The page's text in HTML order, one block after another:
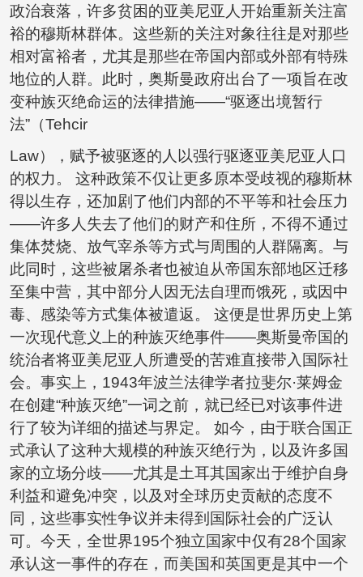
政治衰落，许多贫困的亚美尼亚人开始重新关注富
裕的穆斯林群体。这些新的关注对象往往是对那些
相对富裕者，尤其是那些在帝国内部或外部有特殊
地位的人群。此时，奥斯曼政府出台了一项旨在改
变种族灭绝命运的法律措施——“驱逐出境暂行
法”（Tehcir
Law），赋予被驱逐的人以强行驱逐亚美尼亚人口
的权力。 这种政策不仅让更多原本受歧视的穆斯林
得以生存，还加剧了他们内部的不平等和社会压力
——许多人失去了他们的财产和住所，不得不通过
集体焚烧、放气宰杀等方式与周围的人群隔离。与
此同时，这些被屠杀者也被迫从帝国东部地区迁移
至集中营，其中部分人因无法自理而饿死，或因中
毒、感染等方式集体被遣返。 这便是世界历史上第
一次现代意义上的种族灭绝事件——奥斯曼帝国的
统治者将亚美尼亚人所遭受的苦难直接带入国际社
会。事实上，1943年波兰法律学者拉斐尔·莱姆金
在创建“种族灭绝”一词之前，就已经已对该事件进
行了较为详细的描述与界定。 如今，由于联合国正
式承认了这种大规模的种族灭绝行为，以及许多国
家的立场分歧——尤其是土耳其国家出于维护自身
利益和避免冲突，以及对全球历史贡献的态度不
同，这些事实性争议并未得到国际社会的广泛认
可。今天，全世界195个独立国家中仅有28个国家
承认这一事件的存在，而美国和英国更是其中一个